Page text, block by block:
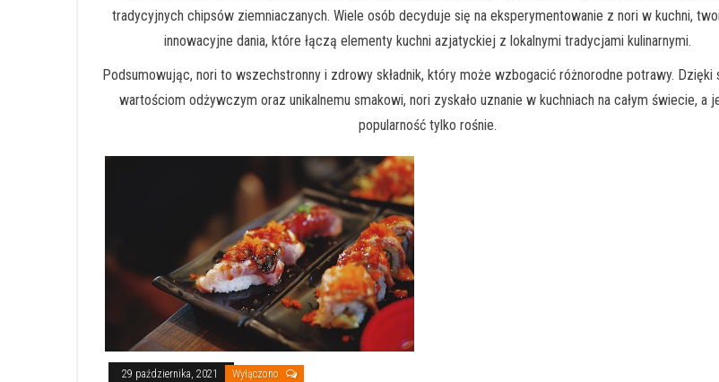
tradycyjnych chipsów ziemniaczanych. Wiele osób decyduje się na eksperymentowanie z nori w kuchni,
innowacyjne dania, które łączą elementy kuchni azjatyckiej z lokalnymi tradycjami kulinarnymi.
Podsumowując, nori to wszechstronny i zdrowy składnik, który może wzbogacić różnorodne potrawy. Dzięki
wartościom odżywczym oraz unikalnemu smakowi, nori zyskało uznanie w kuchniach na całym świecie, a
popularność tylko rośnie.
29 października, 2021 Wyłączono